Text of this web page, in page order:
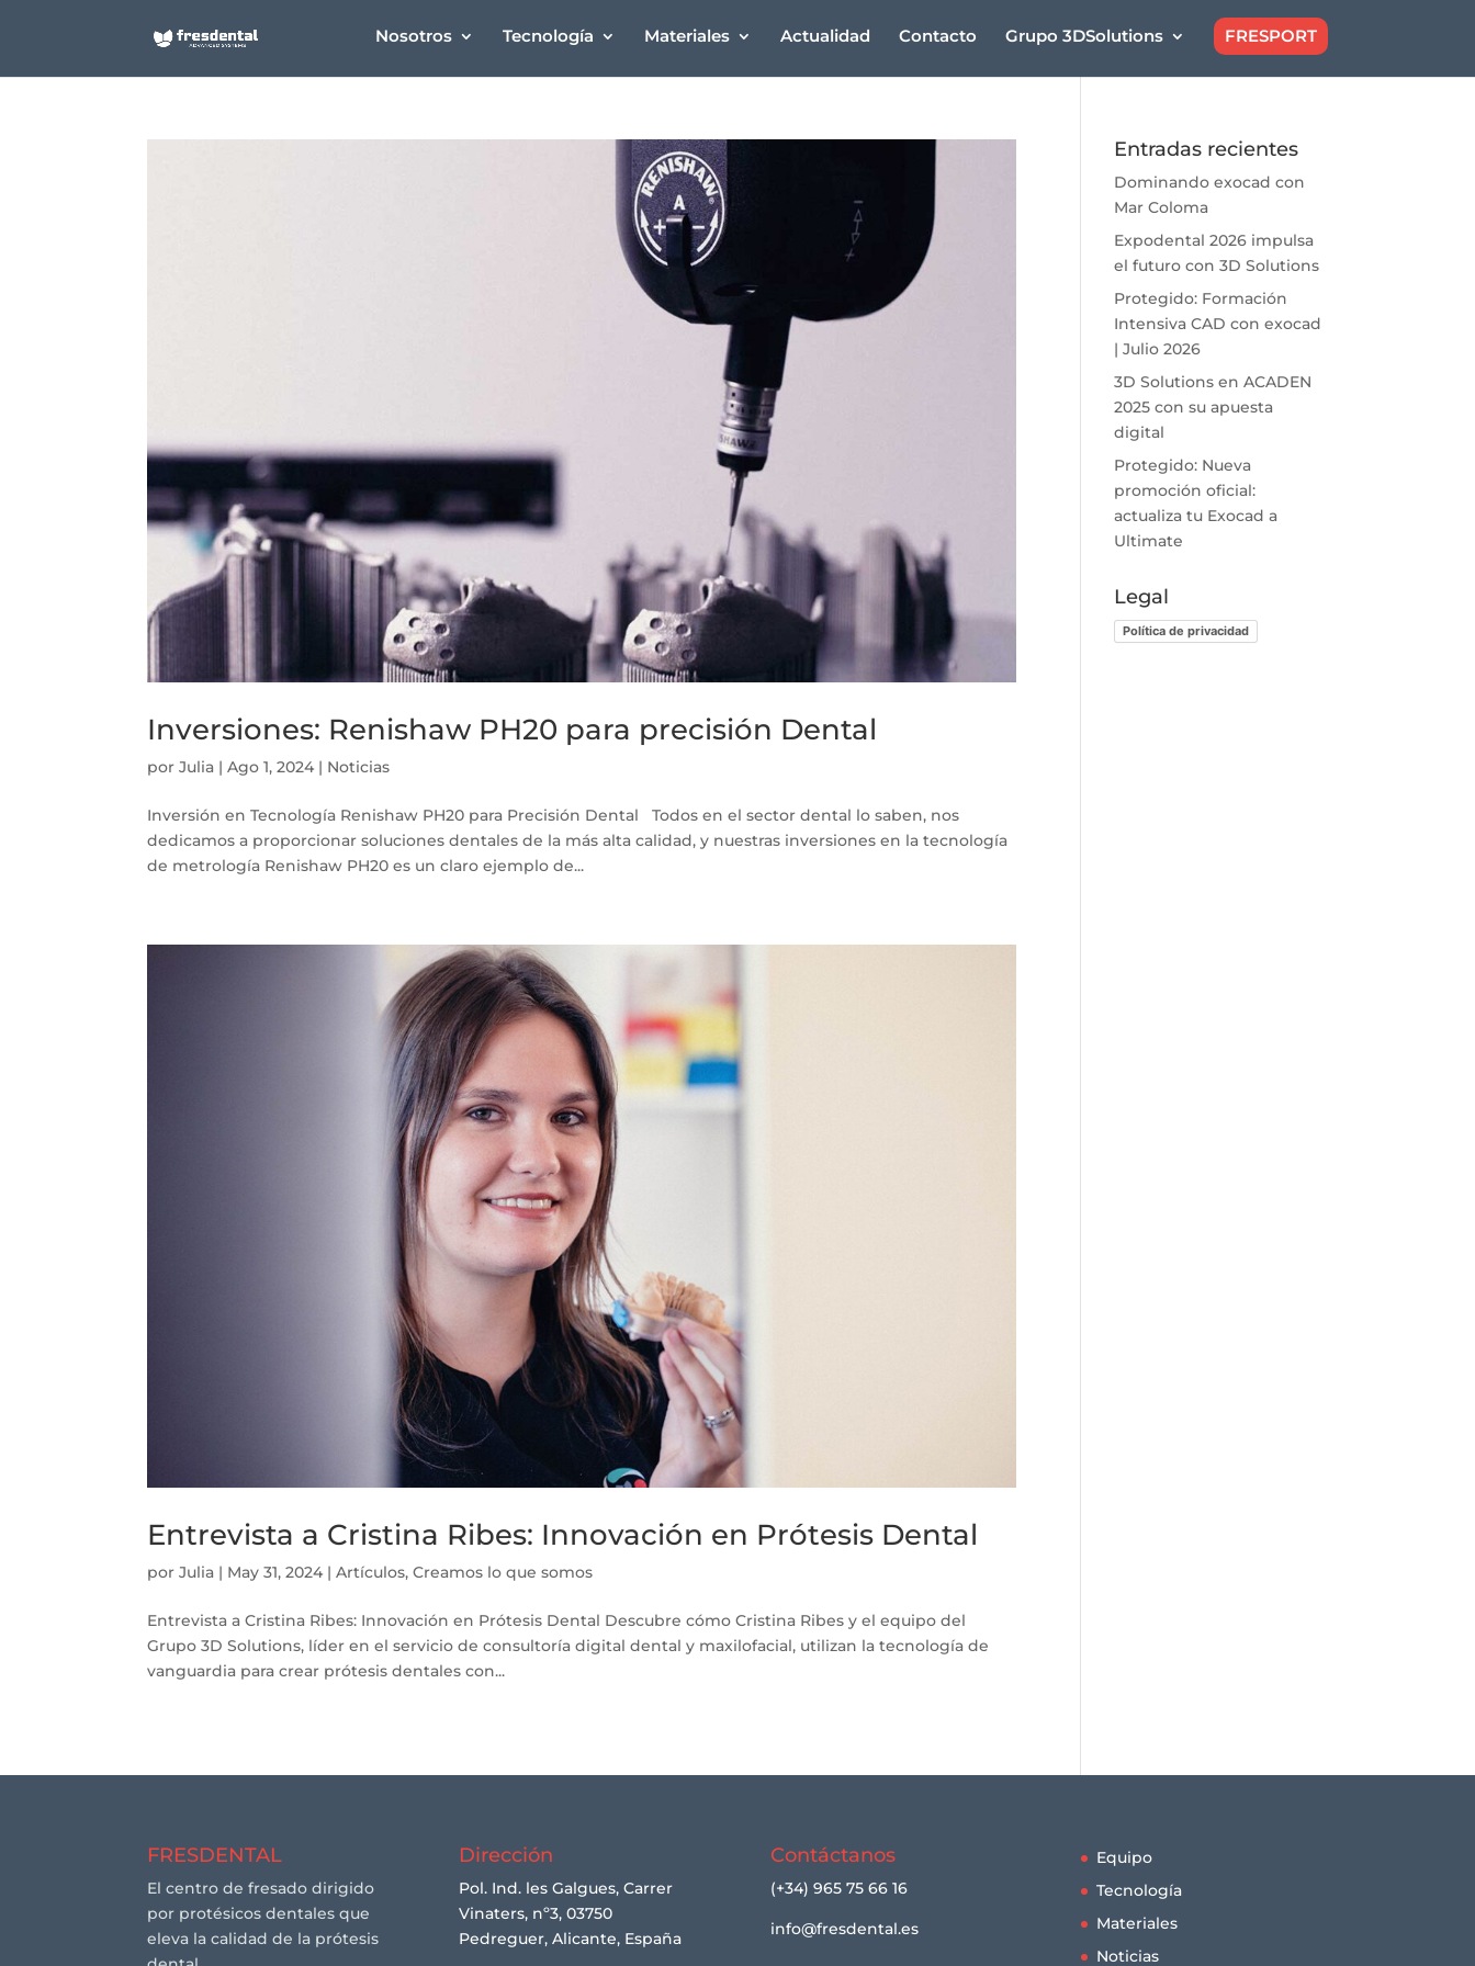
Nosotros Tecnología Materiales Actualidad Contacto Grupo 3DSolutions FRESPORT
Inversiones: Renishaw PH20 para precisión Dental
porJulia |Ago 1, 2024 | Noticias
Inversión en Tecnología Renishaw PH20 para Precisión Dental Todos en el sector dental lo saben, nos
dedicamos a proporcionar soluciones dentales de la más alta calidad, y nuestras inversiones en la tecnología
de metrología Renishaw PH20 es un claro ejemplo de...
Entrevista a Cristina Ribes: Innovación en Prótesis Dental
porJulia | May 31, 2024 |Artículos,Creamos lo que somos
Entrevista a Cristina Ribes: Innovación en Prótesis Dental Descubre cómo Cristina Ribes y el equipo del
Grupo 3D Solutions, líder en el servicio de consultoría digital dental y maxilofacial, utilizan la tecnología de
vanguardia para crear prótesis dentales con...
Entradas recientes
Dominando exocad con
Mar Coloma
Expodental 2026 impulsa
el futuro con 3D Solutions
Protegido: Formación
Intensiva CAD con exocad
| Julio 2026
3D Solutions en ACADEN
2025 con su apuesta
digital
Protegido: Nueva
promoción oficial:
actualiza tu Exocad a
Ultimate
Legal
Política de privacidad
FRESDENTAL
El centro de fresado dirigido
por protésicos dentales que
eleva la calidad de la prótesis
Dirección
Pol. Ind. les Galgues, Carrer
Vinaters, nº3, 03750
Pedreguer, Alicante, España
Contáctanos
(+34) 965 75 66 16
info@fresdental.es
Equipo
Tecnología
Materiales
Noticias